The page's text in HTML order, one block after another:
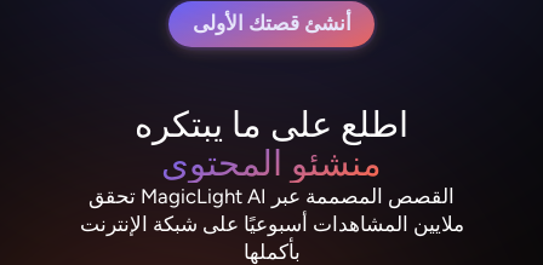
أنشئ قصتك الأولى
اطلع على ما يبتكره
منشئو المحتوى
القصص المصممة عبر MagicLight AI تحقق
ملايين المشاهدات أسبوعيًا على شبكة الإنترنت
بأكملها
NebulaDrifter
ليو «سبارك» فانس
PixelRonin
مومو ذا موشروم